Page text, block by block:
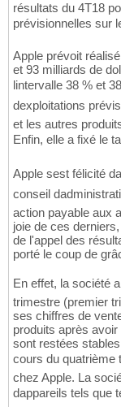
résultats du 4T18
prévisionnelles sur
Apple prévoit
et 93 milliards de
lintervalle 38 % et
dexploitations
et les autres
Enfin, elle a fixé le
Apple sest félicité
conseil
action payable aux
joie de ces
de l'appel des
porté le coup de
En effet, la société
trimestre (premier
ses chiffres de
produits après
sont restées
cours du quatrième
chez Apple. La
dappareils tels que